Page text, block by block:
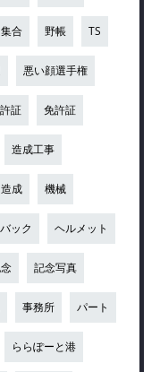
集合 野帳 TS
悪い顔選手権
証 免許証
造成工事
造成 機械
ック ヘルメット
記念写真
事務所 パート
ららぽーと港